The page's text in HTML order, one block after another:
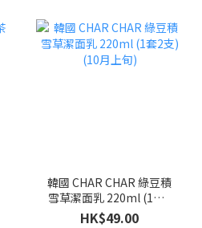
韓國 CHAR CHAR 綠豆積
雪草潔面乳 220ml (1套2
支)(10月上旬)
HK$49.00